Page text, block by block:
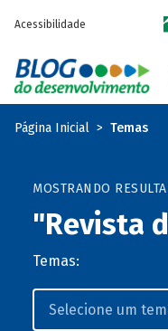
Acessibilidade
Página Inicial Temas
MOSTRANDO
"Revista
Temas: